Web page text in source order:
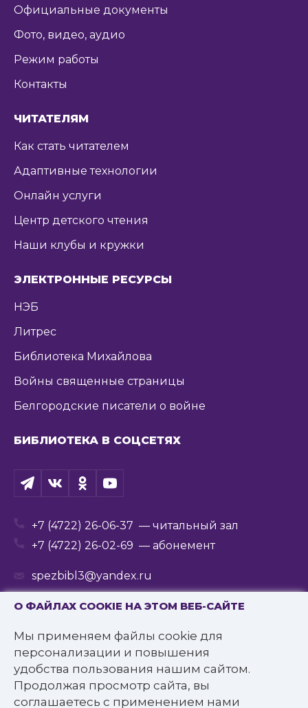
О ФАЙЛАХ COOKIE НА ЭТОМ ВЕБ-САЙТЕ
Мы применяем файлы cookie для
персонализации и повышения
удобства пользования нашим сайтом.
Продолжая просмотр сайта, вы
соглашаетесь с применением нами
Официальные документы
Фото, видео, аудио
Режим работы
Контакты
ЧИТАТЕЛЯМ
Как стать читателем
Адаптивные технологии
Онлайн услуги
Центр детского чтения
Наши клубы и кружки
ЭЛЕКТРОННЫЕ РЕСУРСЫ
НЭБ
Литрес
Библиотека Михайлова
Войны священные страницы
Белгородские писатели о войне
БИБЛИОТЕКА В СОЦСЕТЯХ
+7 (4722) 26-06-37 — читальный зал
+7 (4722) 26-02-69 — абонемент
spezbibl3@yandex.ru
© 2016—2022 Государственное бюджетное
учреждение культуры
«Белгородская государственная специальная
библиотека для слепых им. В.Я. Ерошенко».